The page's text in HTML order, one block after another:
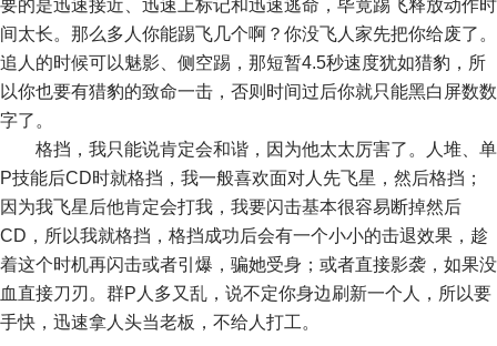
要的是迅速接近、迅速上标记和迅速逃命，毕竟踢飞释放动作时
间太长。那么多人你能踢飞几个啊？你没飞人家先把你给废了。
追人的时候可以魅影、侧空踢，那短暂4.5秒速度犹如猎豹，所
以你也要有猎豹的致命一击，否则时间过后你就只能黑白屏数数
字了。
格挡，我只能说肯定会和谐，因为他太太厉害了。人堆、单
P技能后CD时就格挡，我一般喜欢面对人先飞星，然后格挡；
因为我飞星后他肯定会打我，我要闪击基本很容易断掉然后
CD，所以我就格挡，格挡成功后会有一个小小的击退效果，趁
着这个时机再闪击或者引爆，骗她受身；或者直接影袭，如果没
血直接刀刃。群P人多又乱，说不定你身边刷新一个人，所以要
手快，迅速拿人头当老板，不给人打工。